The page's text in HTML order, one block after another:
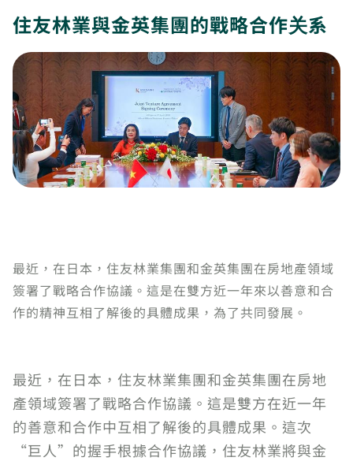
住友林業與金英集團的戰略合作关系
最近，在日本，住友林業集團和金英集團在房地產領域
簽署了戰略合作協議。這是在雙方近一年來以善意和合
作的精神互相了解後的具體成果，為了共同發展。
最近，在日本，住友林業集團和金英集團在房地
產領域簽署了戰略合作協議。這是雙方在近一年
的善意和合作中互相了解後的具體成果。這次
“巨人”的握手根據合作協議，住友林業將與金